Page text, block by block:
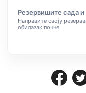
Резервишите сада и
Направите своју
обилазак почне.